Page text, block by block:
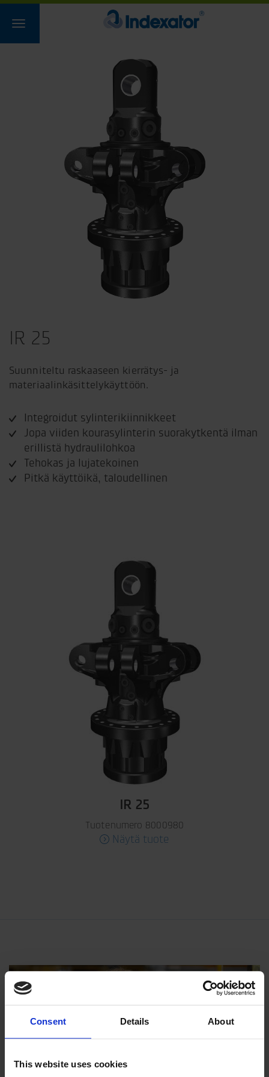
Consent Details About
This website uses cookies
IR 25
Suunniteltu raskaaseen kierrätys- ja
materiaalinkäsittelykäyttöön.
Integroidut sylinterikiinnikkeet
Jopa viiden kourasylinterin suorakytkentä ilman
erillistä hydraulilohkoa
Tehokas ja lujatekoinen
Pitkä käyttöikä, taloudellinen
IR 25
Tuotenumero 8000980
Näytä tuote